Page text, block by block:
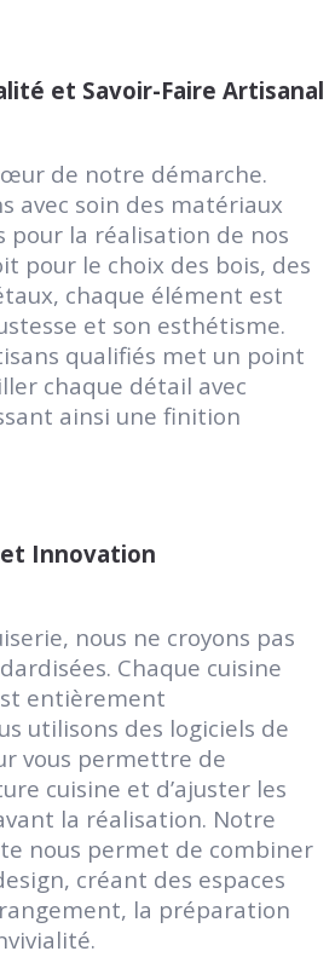
et Savoir-Faire Artisanal
de notre démarche.
avec soin des matériaux
pour la réalisation de nos
pour le choix des bois, des
chaque élément est
et son esthétisme.
qualifiés met un point
chaque détail avec
ainsi une finition
Innovation
nous ne croyons pas
Chaque cuisine
entièrement
utilisons des logiciels de
vous permettre de
cuisine et d’ajuster les
la réalisation. Notre
nous permet de combiner
créant des espaces
la préparation